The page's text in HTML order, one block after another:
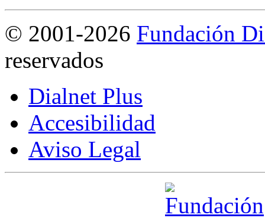
© 2001-2026 Fundación
reservados
Dialnet Plus
Accesibilidad
Aviso Legal